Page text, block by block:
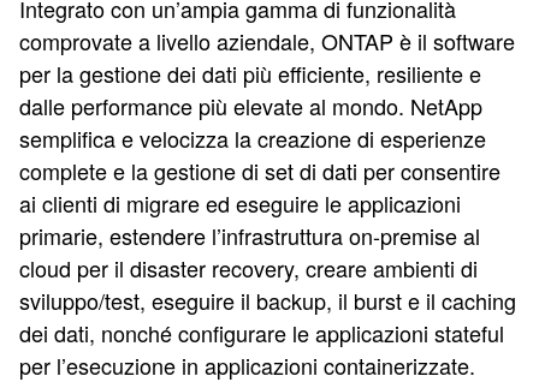
Integrato con un’ampia gamma di funzionalità
comprovate a livello aziendale, ONTAP è il software
per la gestione dei dati più efficiente, resiliente e
dalle performance più elevate al mondo. NetApp
semplifica e velocizza la creazione di esperienze
complete e la gestione di set di dati per consentire
ai clienti di migrare ed eseguire le applicazioni
primarie, estendere l’infrastruttura on-premise al
cloud per il disaster recovery, creare ambienti di
sviluppo/test, eseguire il backup, il burst e il caching
dei dati, nonché configurare le applicazioni stateful
per l’esecuzione in applicazioni containerizzate.